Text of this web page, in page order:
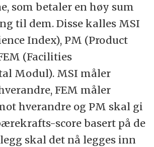
som betaler en høy sum
til dem. Disse kalles MSI
Index), PM (Product
(Facilities
Modul). MSI måler
FEM måler
hverandre og PM skal gi
score basert på de
skal det nå legges inn